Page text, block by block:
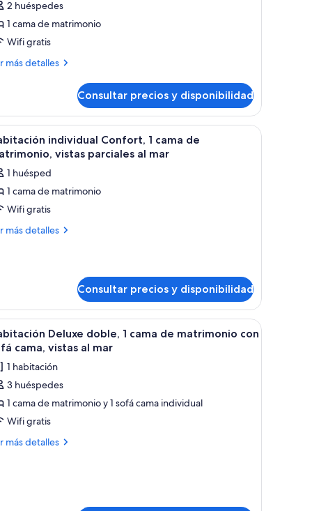
2 huéspedes
1 cama de matrimonio
Wifi gratis
más detalles
Consultar precios y disponibilidad
y una puerta corrediza de cristal que da a un espacio exterior con
grande, un escritorio, una silla, un televisor y vistas a la ciudad.
Habitación de hotel moderna con una cama
7
individual Confort, 1 cama de
vistas parciales al mar
1 huésped
1 cama de matrimonio
Wifi gratis
más detalles
Consultar precios y disponibilidad
correderas.
un escritorio con cafetera y vistas al océano a través de amplios
Habitación de hotel con una cama grande,
10
Deluxe doble, 1 cama de matrimonio con
cama, vistas al mar
1 habitación
3 huéspedes
1 cama de matrimonio y 1 sofá cama individual
Wifi gratis
más detalles